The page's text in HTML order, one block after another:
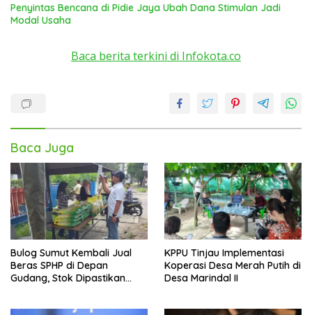
Penyintas Bencana di Pidie Jaya Ubah Dana Stimulan Jadi
Modal Usaha
Baca berita terkini di Infokota.co
Baca Juga
Bulog Sumut Kembali Jual
Beras SPHP di Depan
Gudang, Stok Dipastikan
KPPU Tinjau Implementasi
Koperasi Desa Merah Putih di
Desa Marindal II